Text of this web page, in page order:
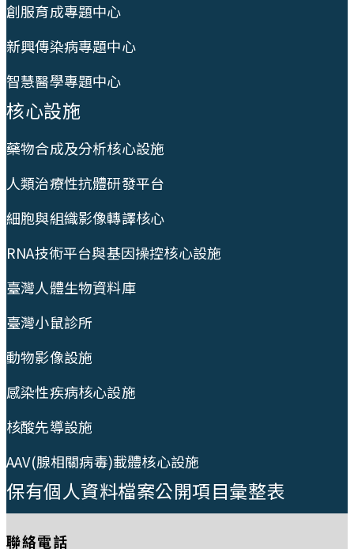
創服育成專題中心
新興傳染病專題中心
智慧醫學專題中心
核心設施
藥物合成及分析核心設施
人類治療性抗體研發平台
細胞與組織影像轉譯核心
RNA技術平台與基因操控核心設施
臺灣人體生物資料庫
臺灣小鼠診所
動物影像設施
感染性疾病核心設施
核酸先導設施
AAV(腺相關病毒)載體核心設施
保有個人資料檔案公開項目彙整表
聯絡電話